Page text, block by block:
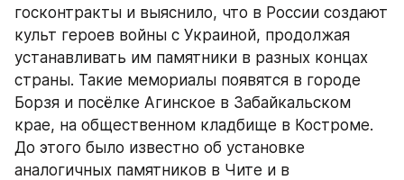
госконтракты и выяснило, что в России создают
культ героев войны с Украиной, продолжая
устанавливать им памятники в разных концах
страны. Такие мемориалы появятся в городе
Борзя и посёлке Агинское в Забайкальском
крае, на общественном кладбище в Костроме.
До этого было известно об установке
аналогичных памятников в Чите и в